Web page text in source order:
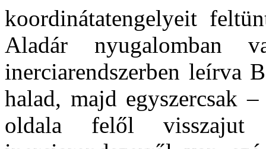
koordinátatengelyeit
Aladár nyugalomban
inerciarendszerben leírva
halad, majd egyszercsak
oldala felől